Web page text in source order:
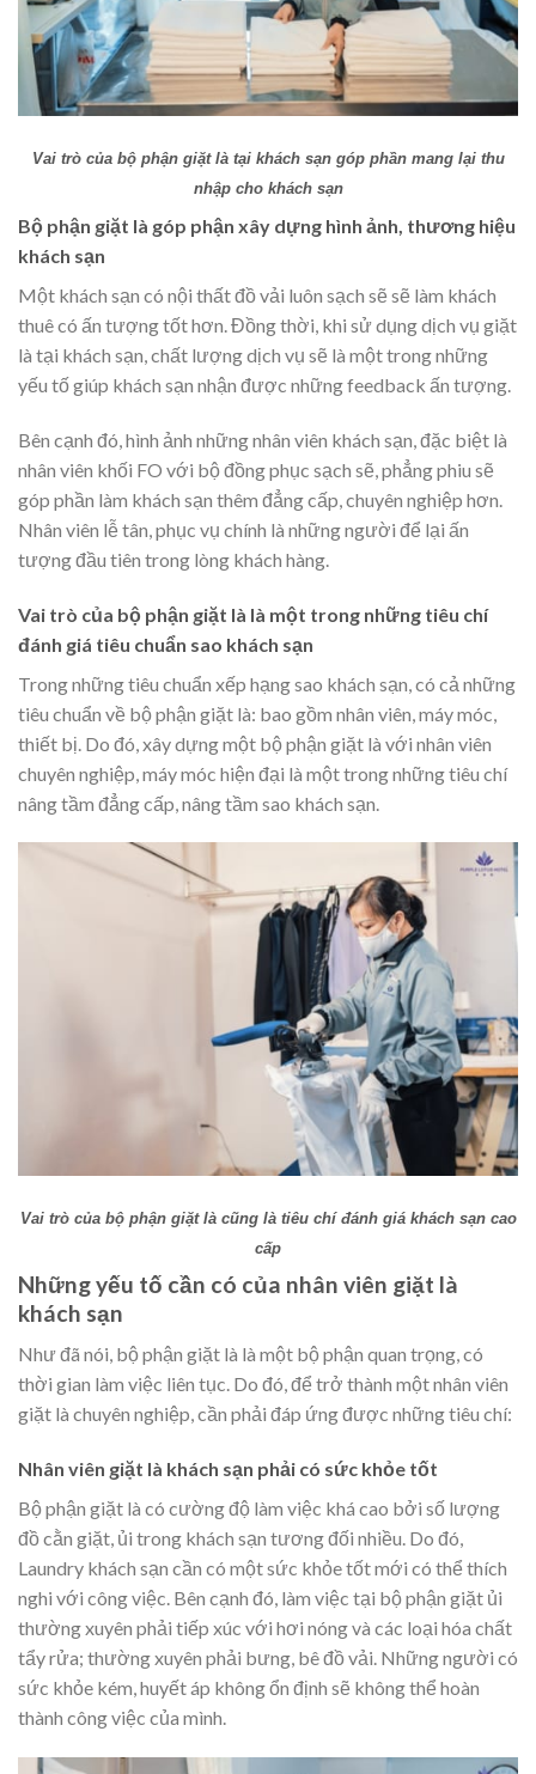
Vai trò của bộ phận giặt là tại khách sạn góp phần mang lại thu
nhập cho khách sạn
Bộ phận giặt là góp phận xây dựng hình ảnh, thương hiệu
khách sạn
Một khách sạn có nội thất đồ vải luôn sạch sẽ sẽ làm khách
thuê có ấn tượng tốt hơn. Đồng thời, khi sử dụng dịch vụ giặt
là tại khách sạn, chất lượng dịch vụ sẽ là một trong những
yếu tố giúp khách sạn nhận được những feedback ấn tượng.
Bên cạnh đó, hình ảnh những nhân viên khách sạn, đặc biệt là
nhân viên khối FO với bộ đồng phục sạch sẽ, phẳng phiu sẽ
góp phần làm khách sạn thêm đẳng cấp, chuyên nghiệp hơn.
Nhân viên lễ tân, phục vụ chính là những người để lại ấn
tượng đầu tiên trong lòng khách hàng.
Vai trò của bộ phận giặt là là một trong những tiêu chí
đánh giá tiêu chuẩn sao khách sạn
Trong những tiêu chuẩn xếp hạng sao khách sạn, có cả những
tiêu chuẩn về bộ phận giặt là: bao gồm nhân viên, máy móc,
thiết bị. Do đó, xây dựng một bộ phận giặt là với nhân viên
chuyên nghiệp, máy móc hiện đại là một trong những tiêu chí
nâng tầm đẳng cấp, nâng tầm sao khách sạn.
Vai trò của bộ phận giặt là cũng là tiêu chí đánh giá khách sạn cao
cấp
Những yếu tố cần có của nhân viên giặt là
khách sạn
Như đã nói, bộ phận giặt là là một bộ phận quan trọng, có
thời gian làm việc liên tục. Do đó, để trở thành một nhân viên
giặt là chuyên nghiệp, cần phải đáp ứng được những tiêu chí:
Nhân viên giặt là khách sạn phải có sức khỏe tốt
Bộ phận giặt là có cường độ làm việc khá cao bởi số lượng
đồ cằn giặt, ủi trong khách sạn tương đối nhiều. Do đó,
Laundry khách sạn cần có một sức khỏe tốt mới có thể thích
nghi với công việc. Bên cạnh đó, làm việc tại bộ phận giặt ủi
thường xuyên phải tiếp xúc với hơi nóng và các loại hóa chất
tẩy rửa; thường xuyên phải bưng, bê đồ vải. Những người có
sức khỏe kém, huyết áp không ổn định sẽ không thể hoàn
thành công việc của mình.